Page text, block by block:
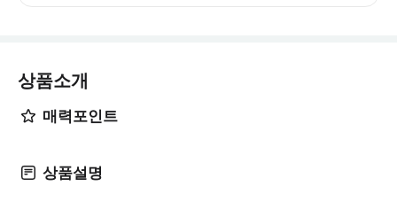
상품소개
매력포인트
상품설명